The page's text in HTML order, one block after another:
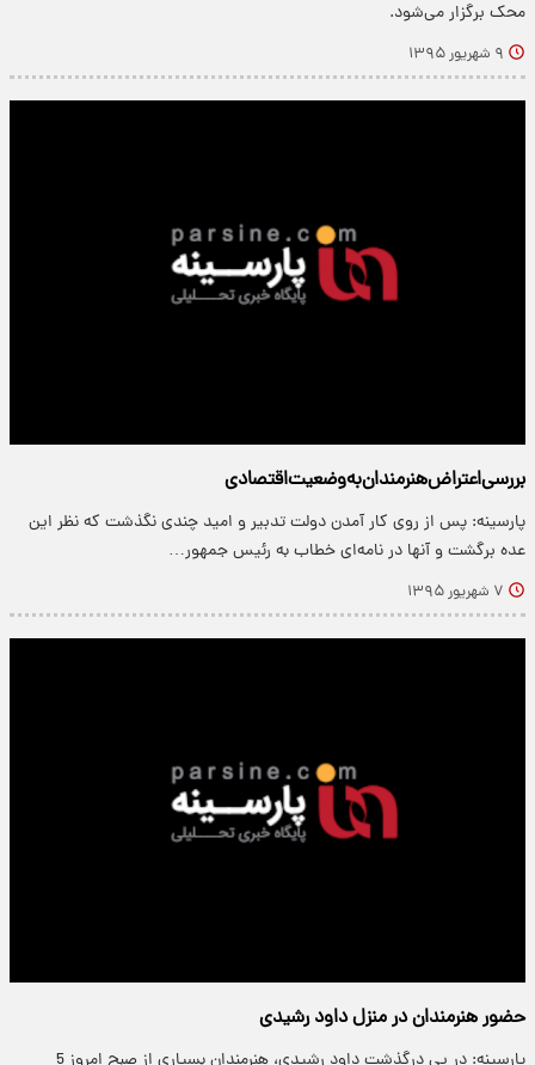
محک برگزار می‌شود.
۹ شهریور ۱۳۹۵
بررسی‌اعتراض‌هنرمندان‌به‌وضعیت‌اقتصادی‌
پارسینه: پس از روی کار آمدن دولت تدبیر و امید چندی نگذشت که نظر این
عده برگشت و آنها در نامه‌ای خطاب به رئیس جمهور…
۷ شهریور ۱۳۹۵
حضور هنرمندان در منزل داود رشیدی